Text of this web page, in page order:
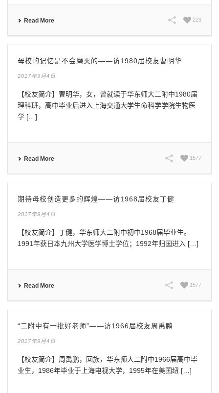
Read More 229
母校的记忆是不会磨灭的——访1980届校友曹明华
2017年9月4日
【校友简介】曹明华，女，曾就读于华东师大二附中1980届
理科班，高中毕业后进入上海交通大学生命科学学院生物医
学 […]
Read More 1577
期待母校创造更多的辉煌——访1968届校友丁健
2017年9月4日
【校友简介】丁健，华东师大二附中初中1968届毕业生。
1991年获日本九州大学医学博士学位；1992年归国进入 […]
Read More 1577
“二附中有一批好老师”——访1966届校友周禹鹏
2017年9月4日
【校友简介】周禹鹏，回族，华东师大二附中1966届高中毕
业生，1986年毕业于上海电视大学，1995年在美国纽 […]